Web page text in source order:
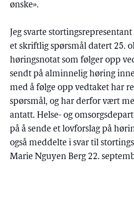
ønske».
Jeg svarte
et skriftlig spørsmål datert 25.
høringsnotat som følger opp
sendt på alminnelig høring
med å følge opp vedtaket har
spørsmål, og har derfor vært
antatt. Helse- og
på å sende et lovforslag på
også meddelte i svar til
Marie Nguyen Berg 22.